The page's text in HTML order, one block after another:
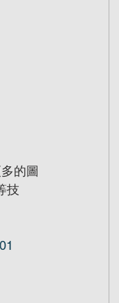
的圖
技